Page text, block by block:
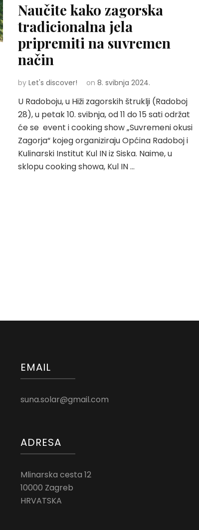
Naučite kako zagorska
tradicionalna jela
pripremiti na suvremen
način
by Let's discover! on 8. svibnja 2024.
U Radoboju, u Hiži zagorskih štruklji (Radoboj
28), u petak 10. svibnja, od 11 do 15 sati održat
će se event i cooking show „Suvremeni okusi
Zagorja“ kojeg organiziraju Općina Radoboj i
Kulinarski Institut Kul IN iz Siska. Naime, u
sklopu cooking showa, Kul IN …
EMAIL
suna.solar@gmail.com
ADRESA
Mlinarska cesta 12
10000 Zagreb
HRVATSKA